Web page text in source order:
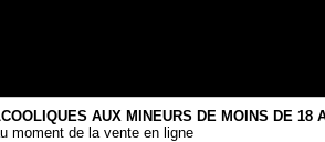
AUX MINEURS DE MOINS DE 18
moment de la vente en ligne